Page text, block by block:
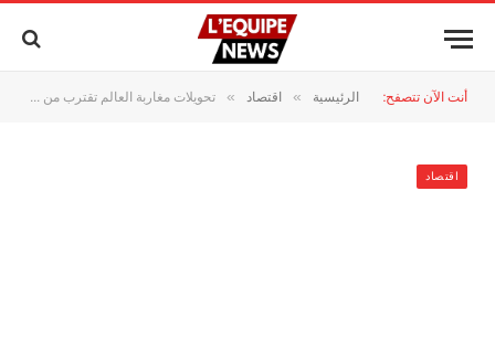
أنت الآن تتصفح: الرئيسية » اقتصاد » تحويلات مغاربة العالم تقترب من 40 مليار درهم بنمو 9,8%
اقتصاد